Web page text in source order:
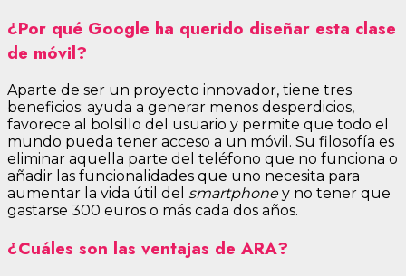
¿Por qué Google ha querido diseñar esta clase
de móvil?
Aparte de ser un proyecto innovador, tiene tres
beneficios: ayuda a generar menos desperdicios,
favorece al bolsillo del usuario y permite que todo el
mundo pueda tener acceso a un móvil. Su filosofía es
eliminar aquella parte del teléfono que no funciona o
añadir las funcionalidades que uno necesita para
aumentar la vida útil del smartphoney no tener que
gastarse 300 euros o más cada dos años.
¿Cuáles son las ventajas de ARA?